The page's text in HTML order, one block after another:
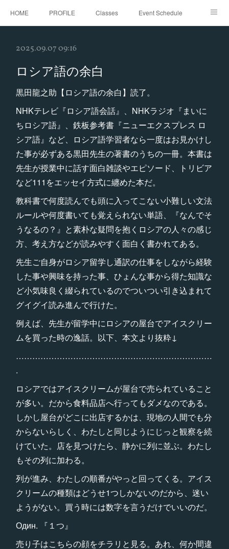
HOME PROFILE Classes Event Schedule
2025.09.07 09:16
ロシア語の余白
黒田龍之助【ロシア語の余白】読了。
NHKテレビ『ロシア語会話』、NHKラジオ『まいに
ちロシア語』、鉄板参考書『ニューエクスプレス ロ
シア語』など、ロシア語学習者なら一度はお見かけし
た事が必ずある黒田先生の著書のうちの一冊。本書は
先生が授業中に話す面白雑談やエピソード、トリビア
など111をエッセイ方式に纏めた本だ。
教科書で何度読んでも頭に入ってこない小難しい文法
ルールや何度書いても覚えられない単語、『なんでそ
うなるの？』と素朴な疑問を抱くロシアの人々の感じ
方、考え方などが読みやすく面白く書かれてある。
先生ご自身がロシア留学し通訳の仕事をしながら経験
した事や興味を持った事、ひょんな事から得た知識な
ど小気味良く綴られているのでついつい引き込まれて
グイグイ読み進んで行けた。
例えば、先生が留学中にロシアの屋台でアイスクリー
ムを買った時の逸話。以下、本文より抜粋↓
………………………………………………………………
.
ロシアではアイスクリームが屋台で売られていること
が多い。だから食料品店へ行ってもダメなのである。
しかし屋台がどこに出店するかは、現地の人間でも分
からないらしく、わたしと同じようにじっと観察を続
けていた。店を見つけたら、静かに列に並ぶ。わたし
もその列に加わる。
列が進み、わたしの順番がやっと回ってくる。アイス
クリームの種類はどうせ1つしかないのだから、迷い
ようがない。買う時には数字を言うだけでいいのだ。
Один. 『１つ』
売り子はこちらの顔をチラリと見る。あれ、何か間違